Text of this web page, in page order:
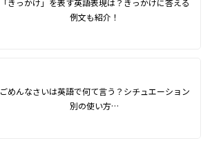
例文も紹介！
ごめんなさいは英語で何て言う？シチュエーション
別の使い方…